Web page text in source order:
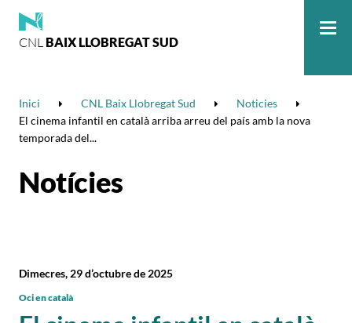
CNL BAIX LLOBREGAT SUD
Inici CNL Baix Llobregat Sud
Noticies
El cinema infantil en català arriba arreu del país amb la nova
temporada del...
Notícies
Dimecres, 29 d’octubre de 2025
Oci en català